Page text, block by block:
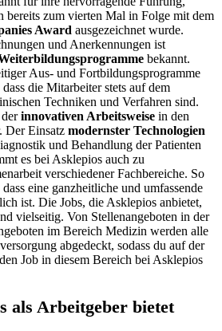
bereits zum vierten Mal in Folge mit dem
Award ausgezeichnet wurde.
und Anerkennungen ist
bekannt.
Aus- und Fortbildungsprogramme
die Mitarbeiter stets auf dem
Techniken und Verfahren sind.
innovativen Arbeitsweise in den
Der Einsatz modernster Technologien
und Behandlung der Patienten
es bei Asklepios auch zu
verschiedener Fachbereiche. So
eine ganzheitliche und umfassende
ist. Die Jobs, die Asklepios anbietet,
vielseitig. Von Stellenangeboten in der
im Bereich Medizin werden alle
abgedeckt, sodass du auf der
Job in diesem Bereich bei Asklepios
als Arbeit­geber bietet